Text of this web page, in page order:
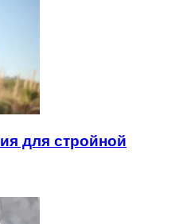
для стройной